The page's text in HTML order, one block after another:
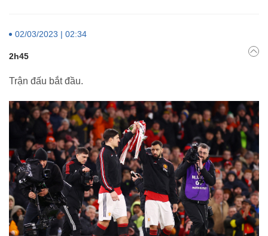
02/03/2023 | 02:34
2h45
Trận đấu bắt đầu.